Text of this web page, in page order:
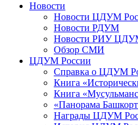
Новости
Новости ЦДУМ
Новости РДУМ
Новости РИУ
Обзор СМИ
ЦДУМ России
Справка о ЦДУМ
Книга
Книга
«Панорама
Награды ЦДУМ